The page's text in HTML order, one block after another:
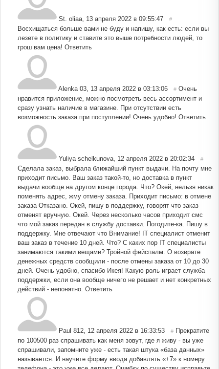
St. oliaa 13 апреля 2022 в 09:55:47 #
Восхищаться больше вами не буду и напишу, как есть: если вы
лезете в политику и ставите это выше потребности людей, то
грош вам цена! Ответить
Alenka 03 13 апреля 2022 в 03:13:06 # Очень
нравится приложение, можно посмотреть весь ассортимент и
сразу узнать наличие в магазине. При отсутствии есть
возможность заказа при поступлении! Очень удобно! Ответить
Yuliya schelkunova 12 апреля 2022 в 20:02:34 #
Сделала заказ, выбрала ближайший пункт выдачи. На почту мне
приходит письмо. Ваш заказ такой-то, но доставка в пункт
выдачи вообще на другом конце города. Что? Окей, нельзя никак
поменять адрес, жму отмену заказа. Приходит письмо: в отмене
заказа Отказано. Окей, пишу в поддержку, говорят что заказ
отменят вручную. Окей. Через несколько часов приходит смс
что мой заказ передан в службу доставки. Погодите-ка. Пишу в
поддержку. Мне отвечают что Внимание! IT специалист отменит
ваш заказ в течение 10 дней. Что? С каких пор IT специалисты
занимаются такими вещами? Тройной фейспалм. О возврате
денежных средств сообщили - после отмены заказа от 10 до 30
дней. Очень удобно, спасибо Икея! Какую роль играет служба
поддержки, если она вообще ничего не решает и нет конкретных
действий - непонятно. Ответить
Paul 812 12 апреля 2022 в 16:33:53 # Прекратите
по 100500 раз спрашивать как меня зовут, где я живу - вы уже
спрашивали, запомните уже - есть такая штука «база данных»
называется. И научите форму ввода добавлять «+7» к номеру